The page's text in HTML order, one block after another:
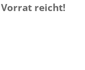
reicht!